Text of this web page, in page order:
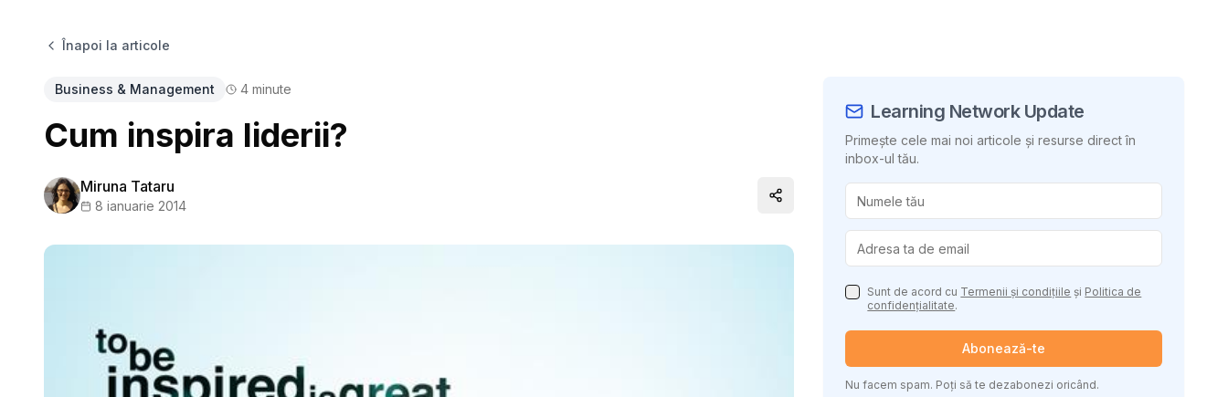
Înapoi la articole
Business & Management 4 minute
Cum inspira liderii?
Miruna Tataru
8 ianuarie 2014 Distribuie conținutul
Learning Network Update
Primește cele mai noi articole și resurse direct în
inbox-ul tău.
Sunt de acord cu Termenii și condițiile și Politica de
confidențialitate.
Abonează-te
Nu facem spam. Poți să te dezabonezi oricând.